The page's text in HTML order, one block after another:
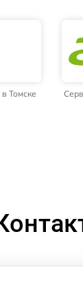
Томске